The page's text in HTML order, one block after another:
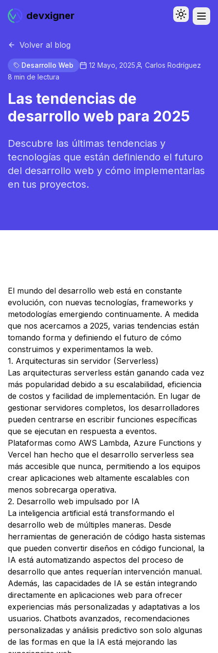
devxigner Toggle
Volver al blog
Desarrollo Web 12 Mayo, 2025
Carlos Rodríguez
8 min de lectura
Las tendencias de
desarrollo web para 2025
Descubre las últimas tendencias y
tecnologías que están definiendo el futuro
del desarrollo web y cómo implementarlas
en tus proyectos.
El mundo del desarrollo web está en constante
evolución, con nuevas tecnologías, frameworks y
metodologías emergiendo continuamente. A medida
que nos acercamos a 2025, varias tendencias están
tomando forma y definiendo el futuro de cómo
construimos y experimentamos la web.
1. Arquitecturas sin servidor (Serverless)
Las arquitecturas serverless están ganando cada vez
más popularidad debido a su escalabilidad, eficiencia
de costos y facilidad de implementación. En lugar de
gestionar servidores completos, los desarrolladores
pueden centrarse en escribir funciones específicas
que se ejecutan en respuesta a eventos.
Plataformas como AWS Lambda, Azure Functions y
Vercel han hecho que el desarrollo serverless sea
más accesible que nunca, permitiendo a los equipos
crear aplicaciones web altamente escalables con
menos sobrecarga operativa.
2. Desarrollo web impulsado por IA
La inteligencia artificial está transformando el
desarrollo web de múltiples maneras. Desde
herramientas de generación de código hasta sistemas
que pueden convertir diseños en código funcional, la
IA está automatizando aspectos del proceso de
desarrollo que antes requerían intervención manual.
Además, las capacidades de IA se están integrando
directamente en aplicaciones web para ofrecer
experiencias más personalizadas y adaptativas a los
usuarios. Chatbots avanzados, recomendaciones
personalizadas y análisis predictivo son solo algunas
de las formas en que la IA está mejorando las